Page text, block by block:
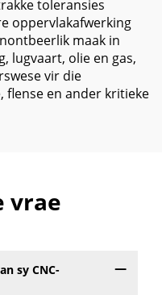
toleransies
oppervlakafwerking
maak in
lugvaart, olie en gas,
vir die
flense en ander kritieke
vrae
sy CNC-